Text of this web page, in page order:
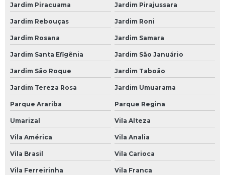
Mecânica Automotiva na Zona Sul
Mecânica Automotiva no Morumbi
Mecânica Automóvel
Mecânica Carros
Mecânica de Automóveis
Mecânica de Motores
Mecânica em Geral
Mecânico Automotivo
Jardim Piracuama Jardim Pirajussara
Jardim Rebouças Jardim Roni
Jardim Rosana Jardim Samara
Jardim Santa Efigênia Jardim São Januário
Jardim São Roque Jardim Taboão
Jardim Tereza Rosa Jardim Umuarama
Parque Arariba Parque Regina
Umarizal Vila Alteza
Vila América Vila Analia
Vila Brasil Vila Carioca
Vila Ferreirinha Vila Franca